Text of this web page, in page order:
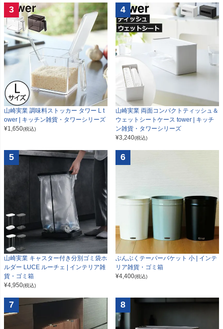
3
山崎実業 調味料ストッカー タワー L t
ower | キッチン雑貨・タワーシリーズ
¥1,650(税込)
4
山崎実業 両面コンパクトティッシュ＆
ウェットシートケース tower | キッチ
ン雑貨・タワーシリーズ
¥3,240(税込)
5
山崎実業 キャスター付き分別ゴミ袋ホ
ルダー LUCE ルーチェ | インテリア雑
貨・ゴミ箱
¥4,950(税込)
6
ぶんぶくテーパーバケット 小 | インテ
リア雑貨・ゴミ箱
¥4,400(税込)
7 8